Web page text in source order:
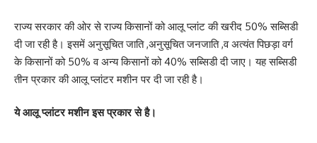
राज्य सरकार की ओर से राज्य किसानों को आलू प्लांट की खरीद 50% सब्सिडी
दी जा रही है। इसमें अनुसूचित जाति ,अनुसूचित जनजाति ,व अत्यंत पिछड़ा वर्ग
के किसानों को 50% व अन्य किसानों को 40% सब्सिडी दी जाए। यह सब्सिडी
तीन प्रकार की आलू प्लांटर मशीन पर दी जा रही है।
ये आलू प्लांटर मशीन इस प्रकार से है।